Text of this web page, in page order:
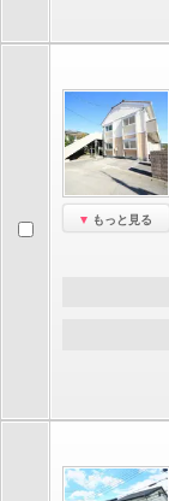
もっと見る